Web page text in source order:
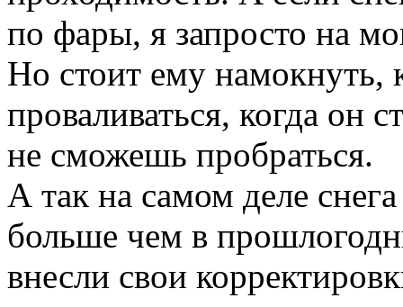
по фары, я запросто на
Но стоит ему намокнуть,
проваливаться, когда он
не сможешь пробраться.
А так на самом деле
больше чем в
внесли свои